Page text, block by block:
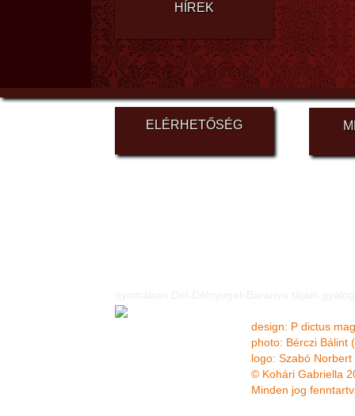
HÍREK
ELÉRHETŐSÉG
nyomában Dél-Délnyugat-Baranya tájain
design: P dictus
photo: Bérczi Bálint
logo: Szabó Norbert
© Kohári Gabriella
Minden jog